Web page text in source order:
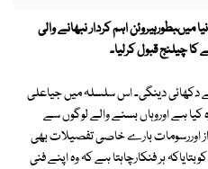
اہم کردار نبھانے والی
کا چیلنج قبول کرلیا۔
دکھائی دینگی۔ اس سلسلہ میں جیاعلی
کیا ہے اوروہاں بسنے والے لوگوں سے
اوررسومات بارے خاصی تفصیلات بھی
ہر فنکارچاہتا ہے کہ وہ اپنے فنی